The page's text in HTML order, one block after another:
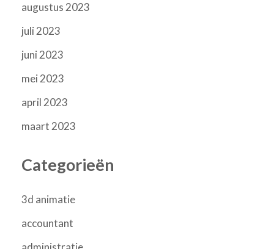
augustus 2023
juli 2023
juni 2023
mei 2023
april 2023
maart 2023
Categorieën
3d animatie
accountant